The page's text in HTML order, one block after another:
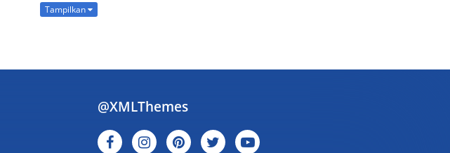
Tampilkan
@XMLThemes